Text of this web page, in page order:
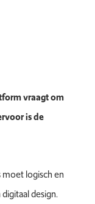
vraagt om
is de
logisch en
design.